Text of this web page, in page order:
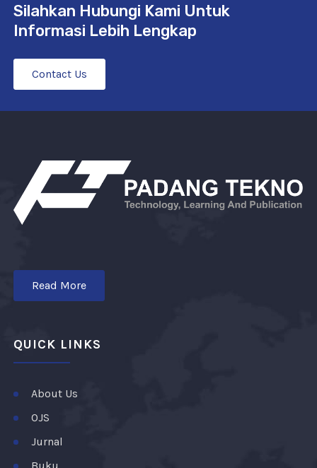
Silahkan Hubungi Kami Untuk
Informasi Lebih Lengkap
Contact Us
Read More
QUICK LINKS
About Us
OJS
Jurnal